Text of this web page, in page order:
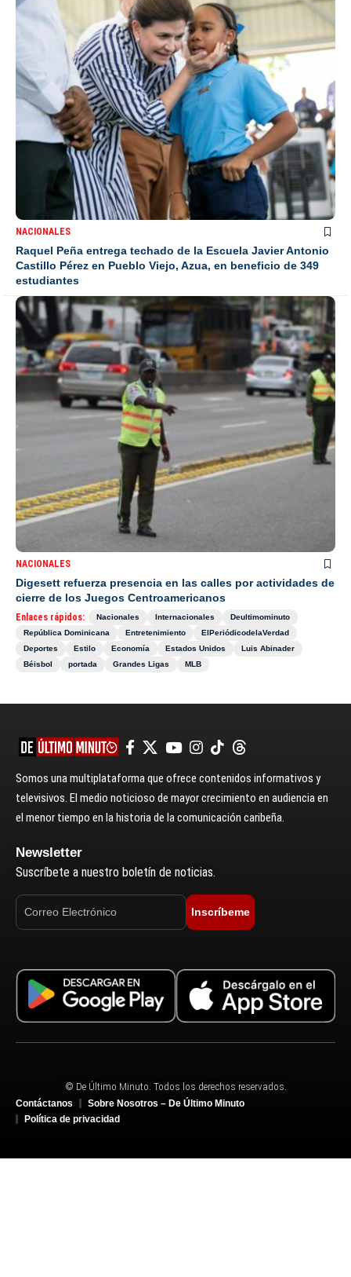
NACIONALES
Raquel Peña entrega techado de la Escuela Javier Antonio
Castillo Pérez en Pueblo Viejo, Azua, en beneficio de 349
estudiantes
NACIONALES
Digesett refuerza presencia en las calles por actividades de
cierre de los Juegos Centroamericanos
Enlaces rápidos: Nacionales Internacionales
Deultimominuto
República Dominicana
Entretenimiento
ElPeriódicodelaVerdad
Deportes
Estilo Economía Estados Unidos
Luis Abinader
Béisbol
portada Grandes Ligas MLB
Somos una multiplataforma que ofrece contenidos informativos y
televisivos. El medio noticioso de mayor crecimiento en audiencia en
el menor tiempo en la historia de la comunicación caribeña.
Newsletter
Suscríbete a nuestro boletín de noticias.
Inscríbeme
© De Último Minuto. Todos los derechos reservados.
Contáctanos
Sobre Nosotros – De Último Minuto
Política de privacidad